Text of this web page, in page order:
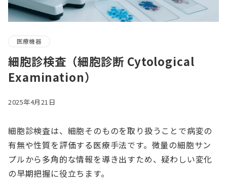
医療機器
細胞診検査（細胞診断 Cytological
Examination）
2025年4月21日
細胞診検査は、細胞そのものを取り扱うことで病変の
有無や性質を評価する医療手法です。微量の細胞サン
プルから多角的な情報を導き出すため、疑わしい変化
の早期把握に役立ちます。